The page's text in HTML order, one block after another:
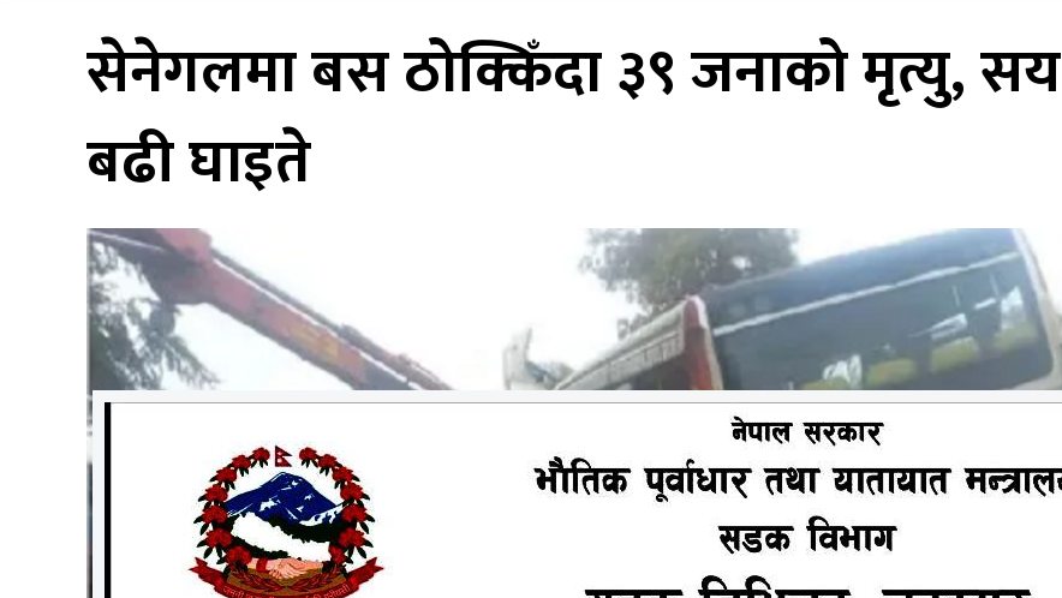
सेनेगलमा बस ठोक्किँदा ३९ जनाको मृत्यु, सय
बढी घाइते